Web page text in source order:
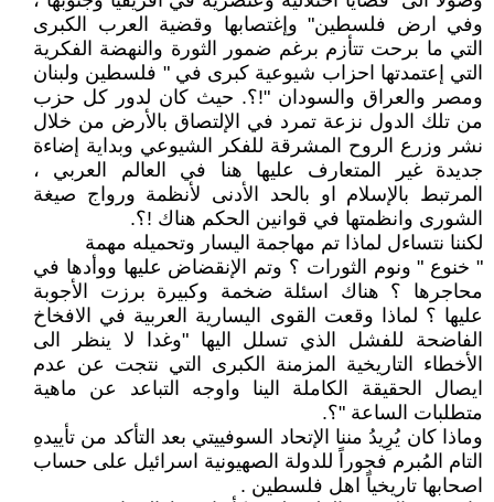
وفي ارض فلسطين" وإغتصابها وقضية العرب الكبرى
التي ما برحت تتأزم برغم ضمور الثورة والنهضة الفكرية
التي إعتمدتها احزاب شيوعية كبرى في " فلسطين ولبنان
ومصر والعراق والسودان "!؟. حيث كان لدور كل حزب
من تلك الدول نزعة تمرد في الإلتصاق بالأرض من خلال
نشر وزرع الروح المشرقة للفكر الشيوعي وبداية إضاءة
جديدة غير المتعارف عليها هنا في العالم العربي ،
المرتبط بالإسلام او بالحد الأدنى لأنظمة ورواج صيغة
الشورى وانظمتها في قوانين الحكم هناك !؟.
لكننا نتساءل لماذا تم مهاجمة اليسار وتحميله مهمة
" خنوع " ونوم الثورات ؟ وتم الإنقضاض عليها ووأدها في
محاجرها ؟ هناك اسئلة ضخمة وكبيرة برزت الأجوبة
عليها ؟ لماذا وقعت القوى اليسارية العربية في الافخاخ
الفاضحة للفشل الذي تسلل اليها "وغدا لا ينظر الى
الأخطاء التاريخية المزمنة الكبرى التي نتجت عن عدم
ايصال الحقيقة الكاملة الينا واوجه التباعد عن ماهية
متطلبات الساعة "؟.
وماذا كان يُرِيدُ مننا الإتحاد السوفييتي بعد التأكد من تأييدهِ
التام المُبرم فجوراً للدولة الصهيونية اسرائيل على حساب
اصحابها تاريخياً اهل فلسطين .